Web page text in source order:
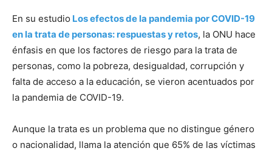
En su estudio Los efectos de la pandemia por COVID-19
en la trata de personas: respuestas y retos, la ONU hace
énfasis en que los factores de riesgo para la trata de
personas, como la pobreza, desigualdad, corrupción y
falta de acceso a la educación, se vieron acentuados por
la pandemia de COVID-19.
Aunque la trata es un problema que no distingue género
o nacionalidad, llama la atención que 65% de las víctimas